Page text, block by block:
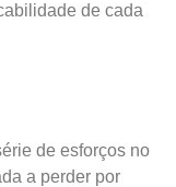
de cada
de esforços no
a perder por